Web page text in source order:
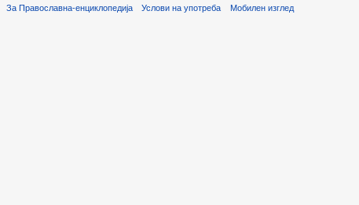
За Православна-енциклопедија Услови на употреба Мобилен изглед